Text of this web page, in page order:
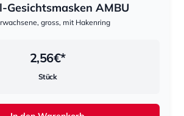
Gesichtsmasken AMBU
gross, mit Hakenring
2,56€*
Stück